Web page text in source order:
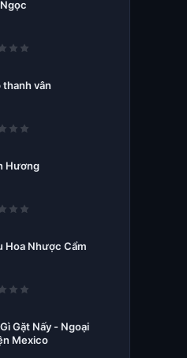
thanh vân
Hương
Hoa Nhược Cẩm
Gặt Nấy - Ngoại
Mexico